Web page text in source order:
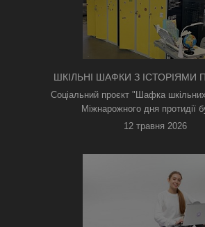
ШКІЛЬНІ ШАФКИ З ІСТОРІЯМИ
З'ЯВИЛИСЯ В КИЄВІ
Соціальний проєкт "Шафка
Міжнарожного дня протидії
12 травня 2026